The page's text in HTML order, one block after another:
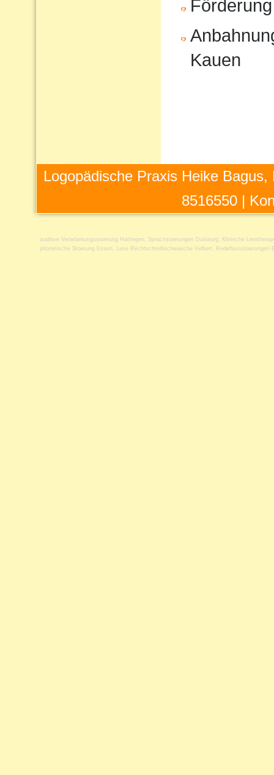
Kauen
Logopädische Praxis Heike
8516550 |
auditive Verarbeitungsstoerung Hattingen Sprachstoerungen Duisburg
Klinische
phonetische Stoerung Essen
Lese Rechtschreibschwaeche Velbert Redeflussstoerungen